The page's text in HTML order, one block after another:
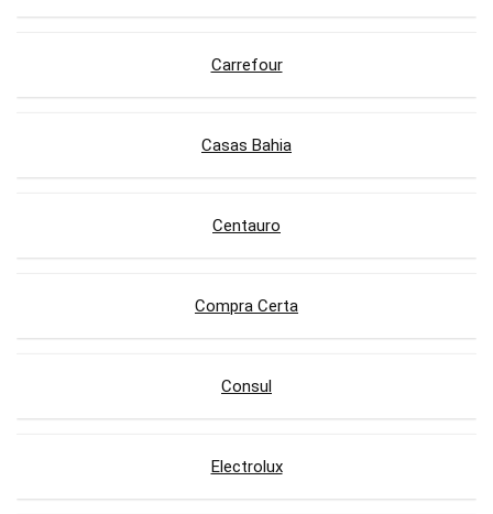
Carrefour
Casas Bahia
Centauro
Compra Certa
Consul
Electrolux